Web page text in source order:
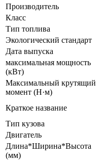
Производитель
Класс
Тип топлива
Экологический стандарт
Дата выпуска
максимальная мощность
(кВт)
Максимальный крутящий
момент (Н·м)
Краткое название
Тип кузова
Двигатель
Длина*Ширина*Высота
(мм)